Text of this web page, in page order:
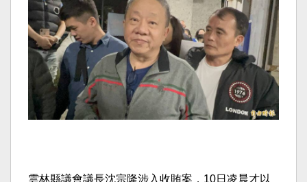
雲林縣議會議長沈宗隆涉入收賄案，10日凌晨才以